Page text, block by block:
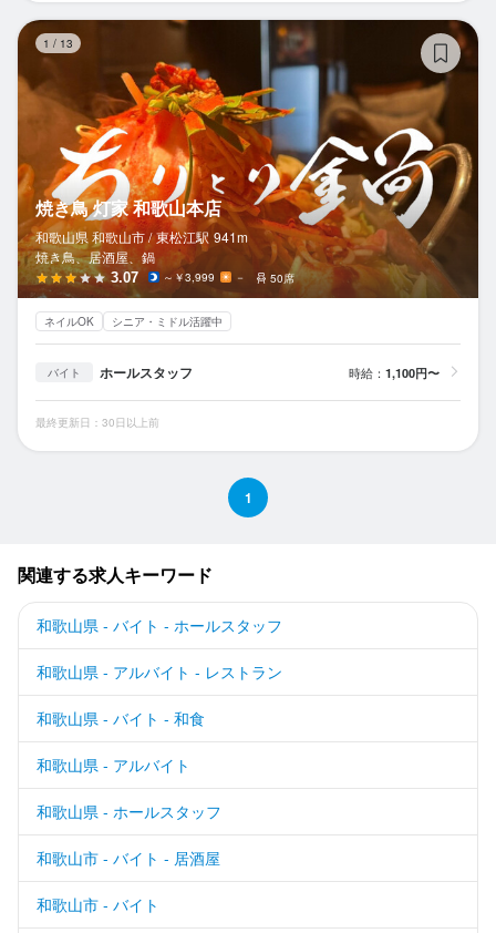
1 / 13
焼き鳥 灯家 和歌山本店
和歌山県 和歌山市 / 東松江駅 941m
焼き鳥、居酒屋、鍋
3.07 ～￥3,999 － 50席
ネイルOK シニア・ミドル活躍中
バイト ホールスタッフ 時給： 1,100円〜
最終更新日：30日以上前
1
関連する求人キーワード
和歌山県 - バイト - ホールスタッフ
和歌山県 - アルバイト - レストラン
和歌山県 - バイト - 和食
和歌山県 - アルバイト
和歌山県 - ホールスタッフ
和歌山市 - バイト - 居酒屋
和歌山市 - バイト